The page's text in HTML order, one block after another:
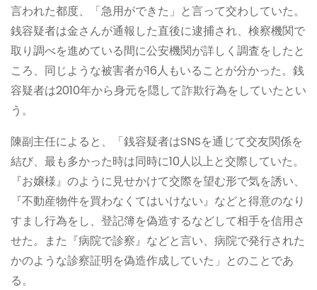
言われた都度、「急用ができた」と言って交わしていた。
銭容疑者は金さんが通報した直後に逮捕され、検察機関で
取り調べを進めている間に公安機関が詳しく調査をしたと
ころ、同じような被害者が16人もいることが分かった。銭
容疑者は2010年から身元を隠して詐欺行為をしていたとい
う。
陳副主任によると、「銭容疑者はSNSを通じて交友関係を
結び、最も多かった時は同時に10人以上と交際していた。
『お嬢様』のように見せかけて交際を望む形で気を誘い、
『不動産物件を買わなくてはいけない』などと得意のなり
すまし行為をし、登記簿を偽造するなどして相手を信用さ
せた。また『病院で診察』などと言い、病院で発行された
かのような診察証明を偽造作成していた」とのことであ
る。